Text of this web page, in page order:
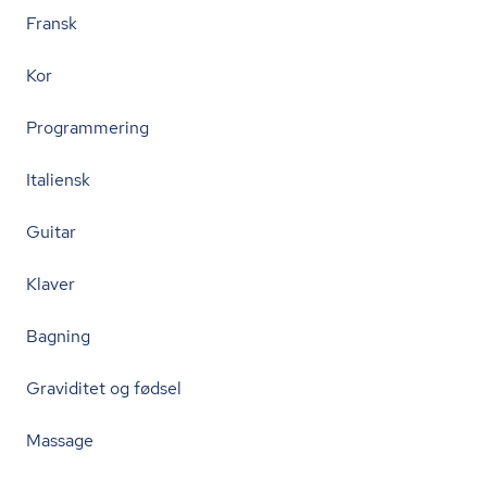
Fransk
Kor
Programmering
Italiensk
Guitar
Klaver
Bagning
Graviditet og fødsel
Massage